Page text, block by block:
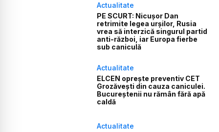
Actualitate
PE SCURT: Nicușor Dan
retrimite legea urșilor, Rusia
vrea să interzică singurul partid
anti-război, iar Europa fierbe
sub caniculă
Actualitate
ELCEN oprește preventiv CET
Grozăvești din cauza caniculei.
Bucureștenii nu rămân fără apă
caldă
Actualitate